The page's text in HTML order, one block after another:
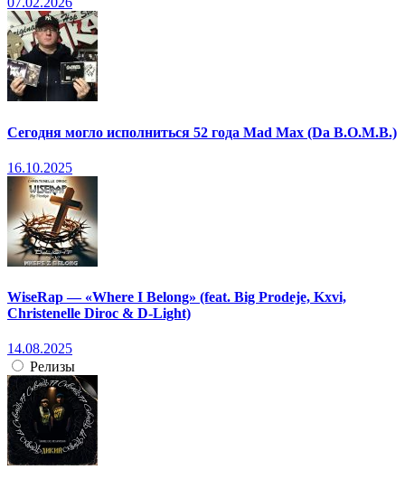
Сегодня могло исполниться 52 года Mad Max (Da B.O.M.B.)
16.10.2025
WiseRap — «Where I Belong» (feat. Big Prodeje, Kxvi,
Christenelle Diroc & D-Light)
14.08.2025
Релизы